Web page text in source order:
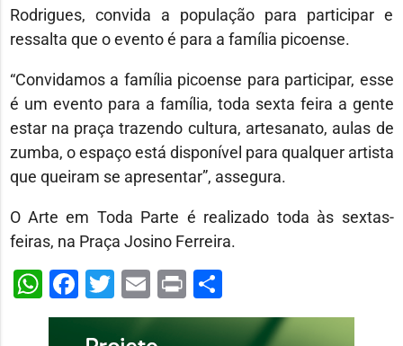
Rodrigues, convida a população para participar e
ressalta que o evento é para a família picoense.
“Convidamos a família picoense para participar, esse
é um evento para a família, toda sexta feira a gente
estar na praça trazendo cultura, artesanato, aulas de
zumba, o espaço está disponível para qualquer artista
que queiram se apresentar”, assegura.
O Arte em Toda Parte é realizado toda às sextas-
feiras, na Praça Josino Ferreira.
WhatsApp
Facebook
Twitter
Email
PrintShare